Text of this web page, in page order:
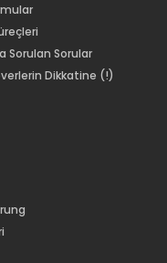
Sorulan Sorular
Dikkatine (!)